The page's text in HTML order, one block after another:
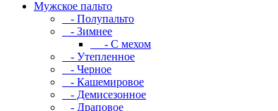
Мужское пальто
- Полупальто
- Зимнее
- С мехом
- Утепленное
- Черное
- Кашемировое
- Демисезонное
- Драповое